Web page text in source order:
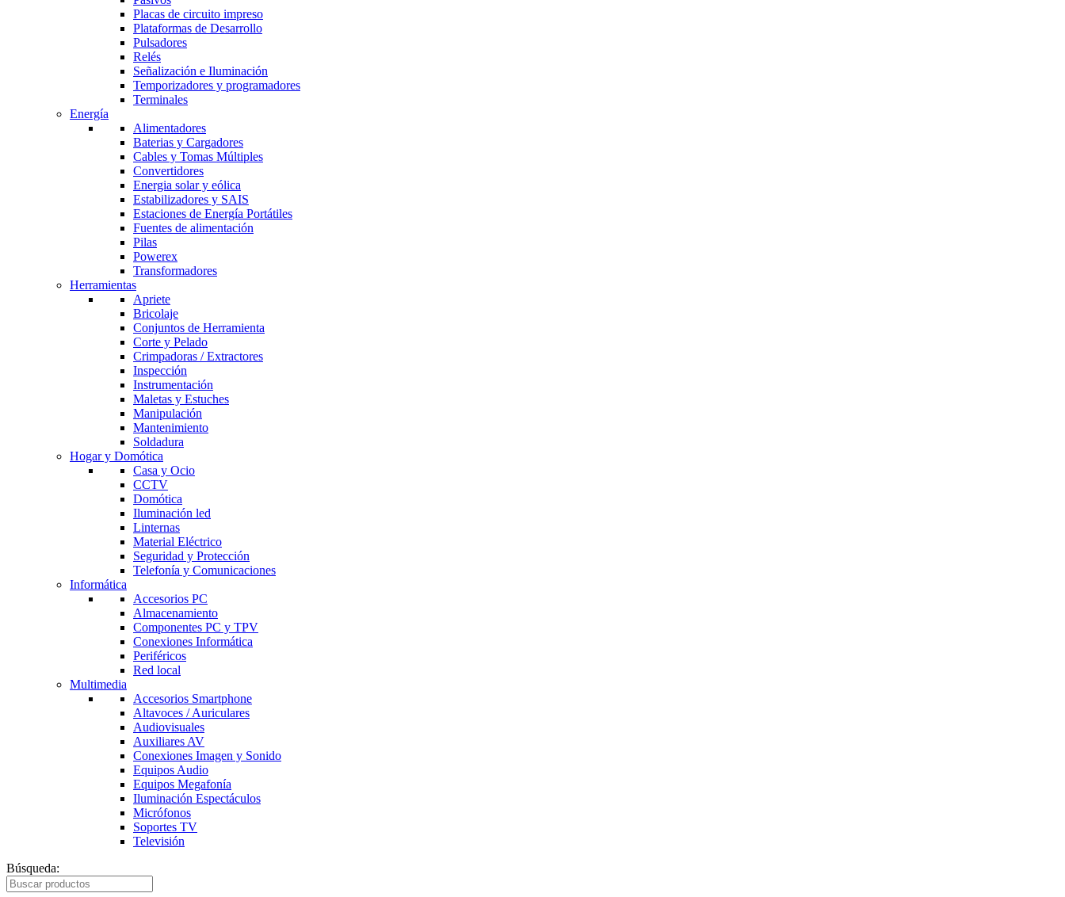
Placas de circuito impreso
Plataformas de Desarrollo
Pulsadores
Relés
Señalización e Iluminación
Temporizadores y programadores
Terminales
Energía
Alimentadores
Baterias y Cargadores
Cables y Tomas Múltiples
Convertidores
Energia solar y eólica
Estabilizadores y SAIS
Estaciones de Energía Portátiles
Fuentes de alimentación
Pilas
Powerex
Transformadores
Herramientas
Apriete
Bricolaje
Conjuntos de Herramienta
Corte y Pelado
Crimpadoras / Extractores
Inspección
Instrumentación
Maletas y Estuches
Manipulación
Mantenimiento
Soldadura
Hogar y Domótica
Casa y Ocio
CCTV
Domótica
Iluminación led
Linternas
Material Eléctrico
Seguridad y Protección
Telefonía y Comunicaciones
Informática
Accesorios PC
Almacenamiento
Componentes PC y TPV
Conexiones Informática
Periféricos
Red local
Multimedia
Accesorios Smartphone
Altavoces / Auriculares
Audiovisuales
Auxiliares AV
Conexiones Imagen y Sonido
Equipos Audio
Equipos Megafonía
Iluminación Espectáculos
Micrófonos
Soportes TV
Televisión
Búsqueda: